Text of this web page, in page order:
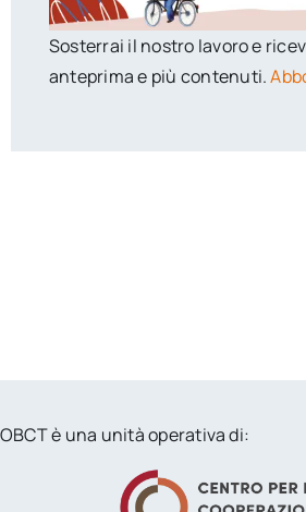
Sosterrai il nostro lavoro e
anteprima e più contenuti.
OBCT è una unità operativa di: